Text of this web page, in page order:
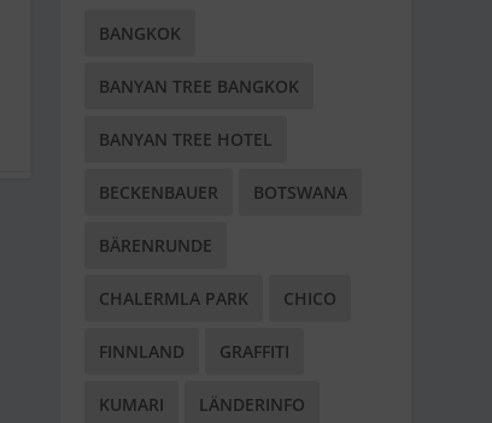
BANGKOK
BANYAN TREE BANGKOK
BANYAN TREE HOTEL
BECKENBAUER BOTSWANA
BÄRENRUNDE
CHALERMLA PARK CHICO
FINNLAND GRAFFITI
KUMARI LÄNDERINFO